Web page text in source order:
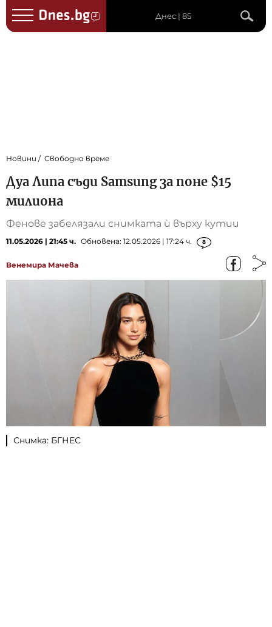
Днес | 85
Новини Свободно време
Дуа Липа съди Samsung за поне $15
милиона
Фенове забелязали снимката ѝ върху кутии
11.05.2026 | 21:45 ч. Обновена: 12.05.2026 | 17:24 ч. 8
Венемира Мачева
Снимка: БГНЕС